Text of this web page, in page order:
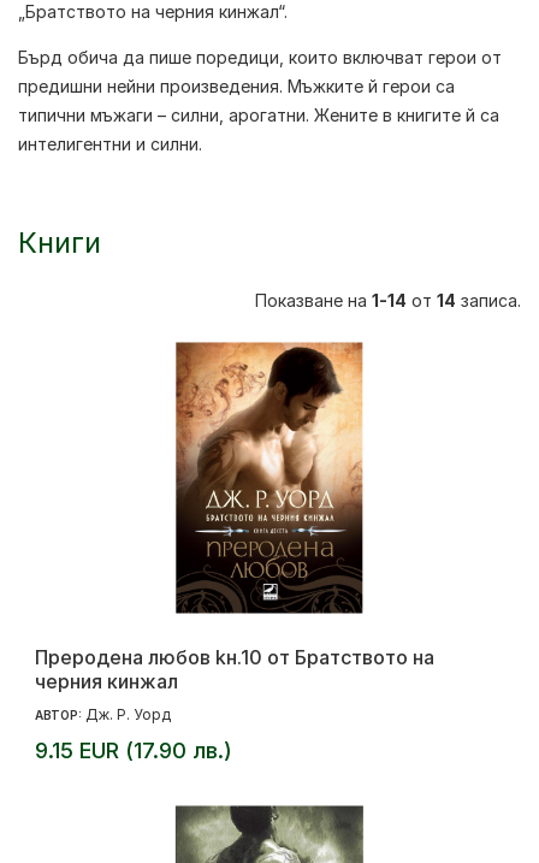
„Братството на черния кинжал“.
Бърд обича да пише поредици, които включват герои от
предишни нейни произведения. Мъжките й герои са
типични мъжаги – силни, арогатни. Жените в книгите й са
интелигентни и силни.
Книги
Показване на 1-14 от 14 записа.
Преродена любов kн.10 от Братството на
черния кинжал
АВТОР: Дж. Р. Уорд
9.15 EUR (17.90 лв.)